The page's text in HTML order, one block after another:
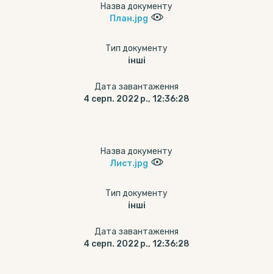
Назва документу
План.jpg
Тип документу
інші
Дата завантаження
4 серп. 2022 р., 12:36:28
Назва документу
Лист.jpg
Тип документу
інші
Дата завантаження
4 серп. 2022 р., 12:36:28